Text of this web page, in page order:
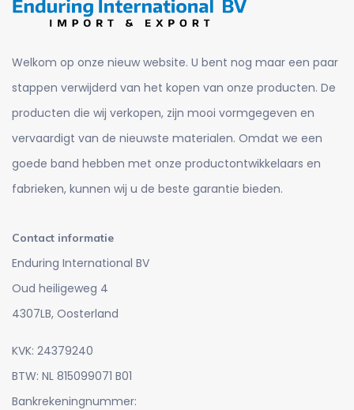
Welkom op onze nieuw website. U bent nog maar een paar
stappen verwijderd van het kopen van onze producten. De
producten die wij verkopen, zijn mooi vormgegeven en
vervaardigt van de nieuwste materialen. Omdat we een
goede band hebben met onze productontwikkelaars en
fabrieken, kunnen wij u de beste garantie bieden.
Contact informatie
Enduring International BV
Oud heiligeweg 4
4307LB, Oosterland
KVK: 24379240
BTW: NL 815099071 B01
Bankrekeningnummer: